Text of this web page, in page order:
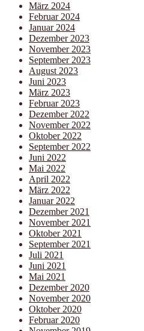
März 2024
Februar 2024
Januar 2024
Dezember 2023
November 2023
September 2023
August 2023
Juni 2023
März 2023
Februar 2023
Dezember 2022
November 2022
Oktober 2022
September 2022
Juni 2022
Mai 2022
April 2022
März 2022
Januar 2022
Dezember 2021
November 2021
Oktober 2021
September 2021
Juli 2021
Juni 2021
Mai 2021
Dezember 2020
November 2020
Oktober 2020
Februar 2020